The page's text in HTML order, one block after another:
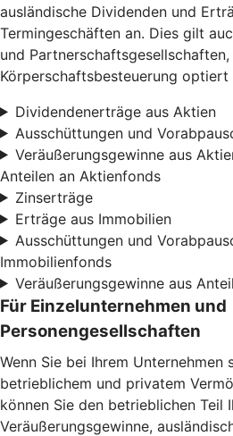
ausländische Dividenden und
Termingeschäften an. Dies gilt
und
Körperschaftsbesteuerung optiert
Dividendenerträge aus Aktien
Ausschüttungen und
Veräußerungsgewinne aus
Anteilen an Aktienfonds
Zinserträge
Erträge aus Immobilien
Ausschüttungen und
Immobilienfonds
Veräußerungsgewinne aus
Für Einzelunternehmen und
Personengesellschaften
Wenn Sie bei Ihrem Unternehmen
betrieblichem und privatem
können Sie den betrieblichen Teil
Veräußerungsgewinne,